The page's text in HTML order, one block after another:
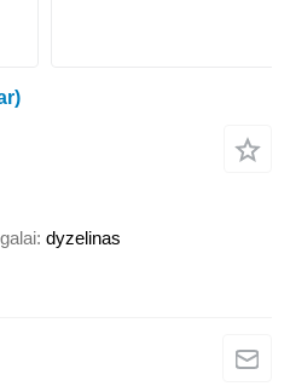
dyzelinas